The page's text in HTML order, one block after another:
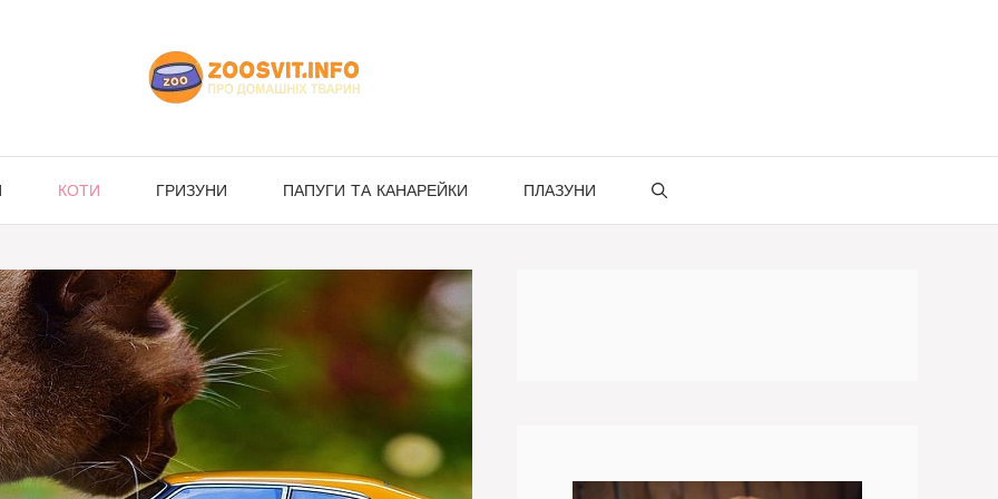
КОТИ ГРИЗУНИ ПАПУГИ ТА КАНАРЕЙКИ ПЛАЗУНИ